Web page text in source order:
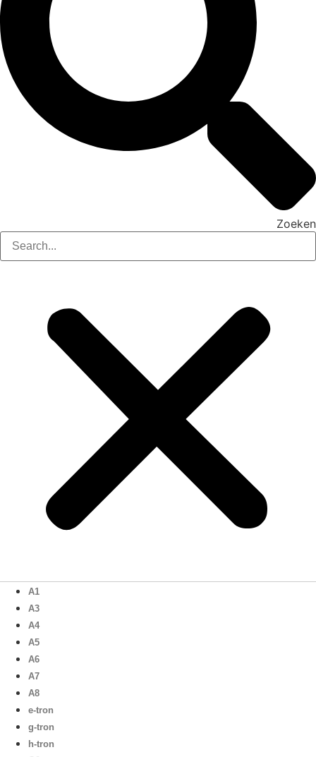
Zoeken
A1
A3
A4
A5
A6
A7
A8
e-tron
g-tron
h-tron